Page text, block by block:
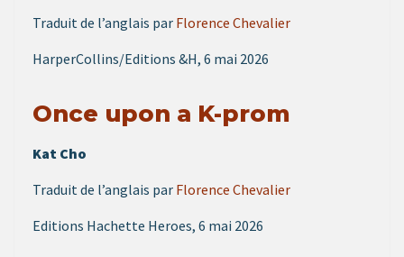
Traduit de l’anglais par Florence Chevalier
HarperCollins/Editions &H, 6 mai 2026
Once upon a K-prom
Kat Cho
Traduit de l’anglais par Florence Chevalier
Editions Hachette Heroes, 6 mai 2026